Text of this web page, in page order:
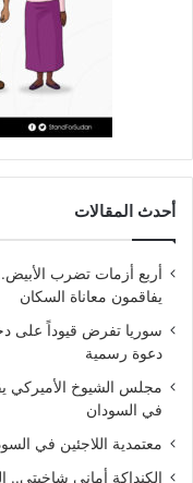
أحدث المقالات
أربع أزمات تضرب
يفاقمون معاناة السكان
سوريا تفرض قيوداً على
دعوة رسمية
مجلس الشيوخ الأميركي
في السودان
معتمدية اللاجئين في
الكنداكة أماني شاخيتي..